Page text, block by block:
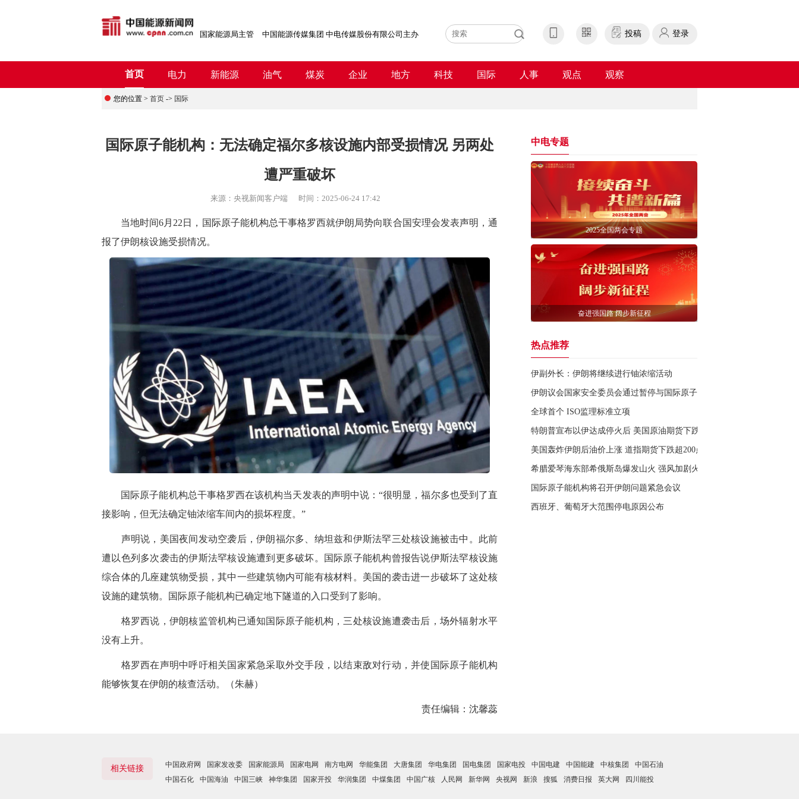
国家能源局主管 中国能源传媒集团 中电传媒股份有限公司主办 投稿 登录
首页 电力 新能源 油气 煤炭 企业 地方 科技 国际 人事 观点 观察
您的位置 > 首页 -> 国际
国际原子能机构：无法确定福尔多核设施内部受损情况 另两处
遭严重破坏
来源： 央视新闻客户端 时间： 2025-06-24 17:42
当地时间6月22日，国际原子能机构总干事格罗西就伊朗局势向联合国安理会发表声明，通
报了伊朗核设施受损情况。
国际原子能机构总干事格罗西在该机构当天发表的声明中说：“很明显，福尔多也受到了直
接影响，但无法确定铀浓缩车间内的损坏程度。”
声明说，美国夜间发动空袭后，伊朗福尔多、纳坦兹和伊斯法罕三处核设施被击中。此前
遭以色列多次袭击的伊斯法罕核设施遭到更多破坏。国际原子能机构曾报告说伊斯法罕核设施
综合体的几座建筑物受损，其中一些建筑物内可能有核材料。美国的袭击进一步破坏了这处核
设施的建筑物。国际原子能机构已确定地下隧道的入口受到了影响。
格罗西说，伊朗核监管机构已通知国际原子能机构，三处核设施遭袭击后，场外辐射水平
没有上升。
格罗西在声明中呼吁相关国家紧急采取外交手段，以结束敌对行动，并使国际原子能机构
能够恢复在伊朗的核查活动。（朱赫）
责任编辑：沈馨蕊
中电专题
2025全国两会专题
奋进强国路 阔步新征程
热点推荐
伊副外长：伊朗将继续进行铀浓缩活动
伊朗议会国家安全委员会通过暂停与国际原子能机构合作提案大纲
全球首个 ISO监理标准立项
特朗普宣布以伊达成停火后 美国原油期货下跌逾3美元
美国轰炸伊朗后油价上涨 道指期货下跌超200点
希腊爱琴海东部希俄斯岛爆发山火 强风加剧火情致多地断电
国际原子能机构将召开伊朗问题紧急会议
西班牙、葡萄牙大范围停电原因公布
相关链接 中国政府网 国家发改委 国家能源局 国家电网 南方电网 华能集团 大唐集团 华电集团 国电集团 国家电投 中国电建 中国能建 中核集团
中国石油
中国石化
中国海油 中国三峡 神华集团 国家开投 华润集团 中煤集团 中国广核 人民网 新华网 央视网 新浪 搜狐 消费日报 英大网 四川能投